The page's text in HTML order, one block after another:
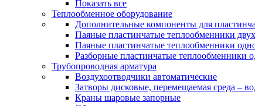
Показать все
Теплообменное оборудование
Дополнительные компоненты для
Паяные пластинчатые теплообменники
Паяные пластинчатые теплообменники
Разборные пластинчатые теплообменники
Трубопроводная арматура
Воздухоотводчики автоматические
Затворы дисковые, перемещаемая среда –
Краны шаровые запорные